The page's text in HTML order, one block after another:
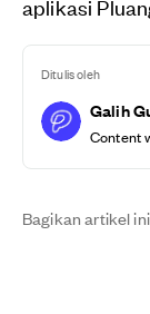
aplikasi
Ditulis oleh
Galih
Content
Bagikan artikel ini